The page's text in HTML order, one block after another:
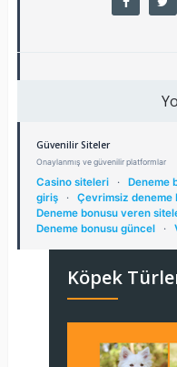
Güvenilir Siteler
Onaylanmış ve güvenilir platformlar
Casino siteleri · Deneme
giriş
· Çevrimsiz deneme
Deneme bonusu veren
Deneme bonusu güncel
·
Köpek